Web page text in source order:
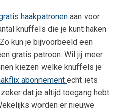
haakpatronen aan voor
knuffels die je kunt haken
kun je bijvoorbeeld een
gratis patroon. Wil jij meer
kiezen welke knuffels je
abonnement echt iets
dat je altijd toegang hebt
worden er nieuwe